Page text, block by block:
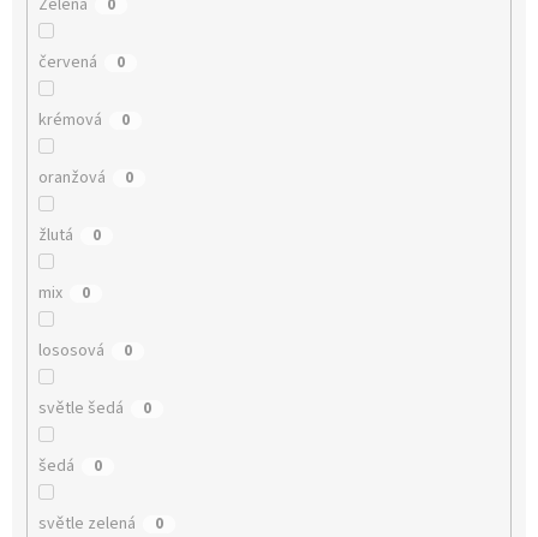
0
červená 0
krémová 0
oranžová 0
žlutá 0
mix 0
lososová 0
světle šedá 0
šedá 0
světle zelená 0